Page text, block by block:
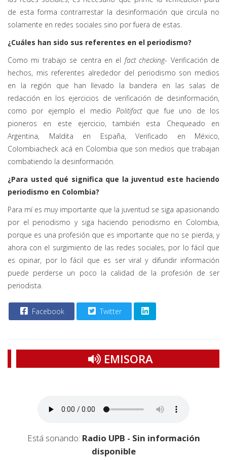
de esta forma contrarrestar la desinformación que circula no
solamente en redes sociales sino por fuera de estas.
¿Cuáles han sido sus referentes en el periodismo?
Como mi trabajo se centra en el fact checking- Verificación de
hechos, mis referentes alrededor del periodismo son medios
en la región que han llevado la bandera en las salas de
redacción en los ejercicios de verificación de desinformación,
como por ejemplo el medio Politifactque fue uno de los
pioneros en este ejercicio, también esta Chequeado en
Argentina, Maldita en España, Verificado en México,
Colombiacheck acá en Colombia que son medios que trabajan
combatiendo la desinformación.
¿Para usted qué significa que la juventud este haciendo
periodismo en Colombia?
Para mí es muy importante que la juventud se siga apasionando
por el periodismo y siga haciendo periodismo en Colombia,
porque es una profesión que es importante que no se pierda, y
ahora con el surgimiento de las redes sociales, por lo fácil que
es opinar, por lo fácil que es ser viral y difundir información
puede perderse un poco la calidad de la profesión de ser
periodista.
Facebook Twitter
EMISORA
Está sonando: Radio UPB - Sin información
disponible